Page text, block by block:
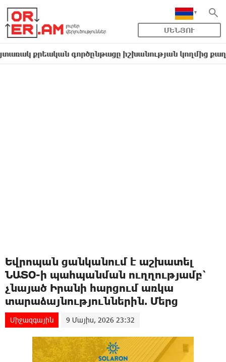
ՄԵՆՅՈՒ
գործընթացը իշխանության կողմից
Եվրոպան ցանկանում է աշխատել
ՆԱՏՕ-ի պահպանման ուղղությամբ՝
չնայած Իրանի հարցում առկա
տարաձայնություններին. Մերց
Միջազգային 9 Մայիս, 2026 23:32